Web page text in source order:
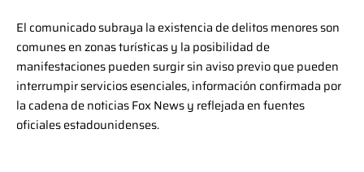
El comunicado subraya la existencia de delitos menores son
comunes en zonas turísticas y la posibilidad de
manifestaciones pueden surgir sin aviso previo que pueden
interrumpir servicios esenciales, información confirmada por
la cadena de noticias Fox News y reflejada en fuentes
oficiales estadounidenses.